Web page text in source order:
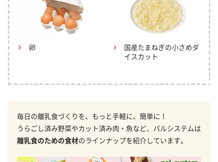
卵
国産たまねぎの小さめダ
イスカット
毎日の離乳食づくりを、もっと手軽に、簡単に！
うらごし済み野菜やカット済み肉・魚など、パルシステムは
離乳食のための食材のラインナップを紹介しています。